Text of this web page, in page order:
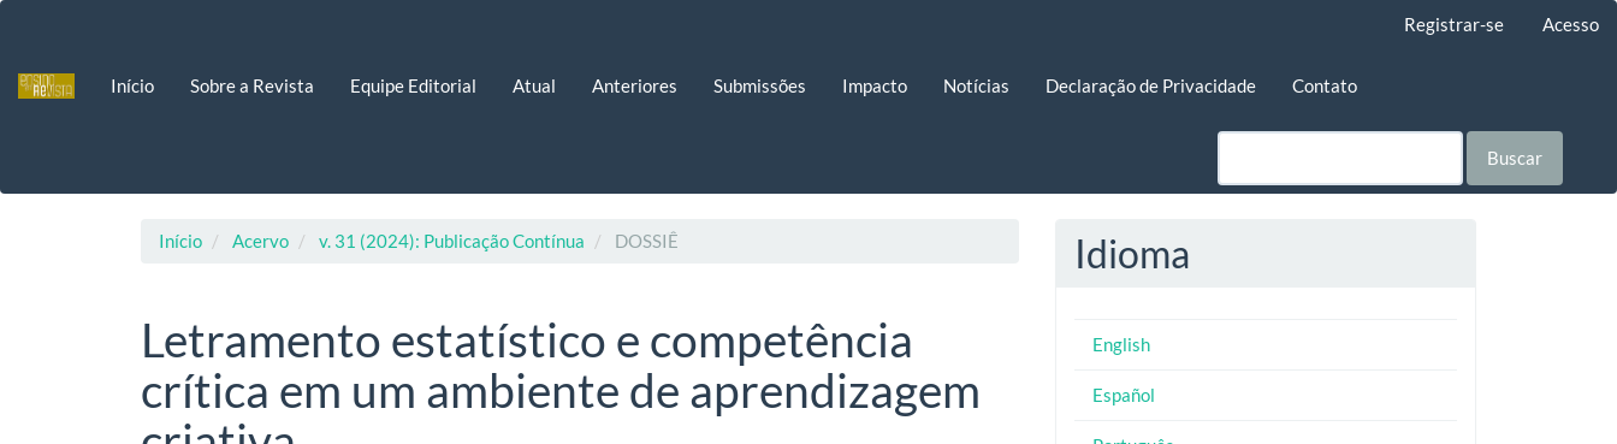
principal
Registrar-se Acesso
Início Sobre a Revista Equipe Editorial Atual Anteriores Submissões Impacto Notícias Declaração de Privacidade Contato
Buscar
Início Acervo v. 31 (2024): Publicação Contínua DOSSIÊ
Letramento estatístico e competência
crítica em um ambiente de aprendizagem
Idioma
English
Español